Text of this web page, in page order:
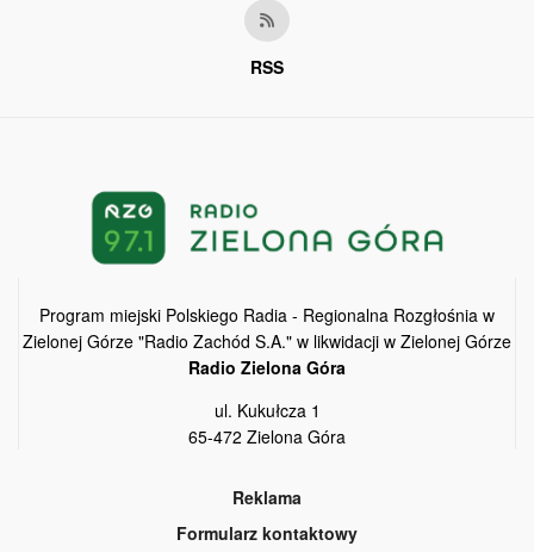
RSS
Program miejski Polskiego Radia - Regionalna Rozgłośnia w
Zielonej Górze "Radio Zachód S.A." w likwidacji w Zielonej Górze
Radio Zielona Góra
ul. Kukułcza 1
65-472 Zielona Góra
Reklama
Formularz kontaktowy